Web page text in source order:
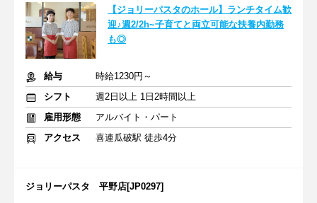
【ジョリーパスタのホール】ランチタイム歓
迎♪週2/2h~子育てと両立可能な扶養内勤務
も◎
給与
時給1230円～
シフト
週2日以上 1日2時間以上
雇用形態
アルバイト・パート
アクセス
喜連瓜破駅 徒歩4分
ジョリーパスタ 平野店[JP0297]